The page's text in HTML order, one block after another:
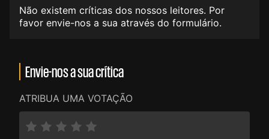
Não existem críticas dos nossos leitores. Por
favor envie-nos a sua através do formulário.
Envie-nos a sua crítica
ATRIBUA UMA VOTAÇÃO